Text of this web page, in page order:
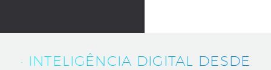
· INTELIGÊNCIA DIGITAL DESDE